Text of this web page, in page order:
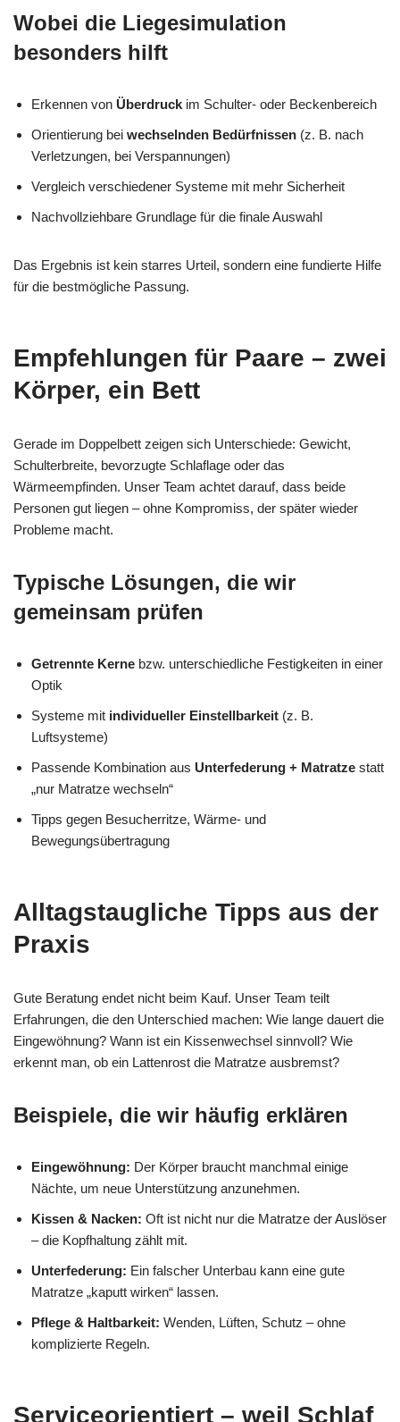
Wobei die Liegesimulation
besonders hilft
Erkennen von Überdruck im Schulter- oder Beckenbereich
Orientierung bei wechselnden Bedürfnissen (z. B. nach
Verletzungen, bei Verspannungen)
Vergleich verschiedener Systeme mit mehr Sicherheit
Nachvollziehbare Grundlage für die finale Auswahl
Das Ergebnis ist kein starres Urteil, sondern eine fundierte Hilfe
für die bestmögliche Passung.
Empfehlungen für Paare – zwei
Körper, ein Bett
Gerade im Doppelbett zeigen sich Unterschiede: Gewicht,
Schulterbreite, bevorzugte Schlaflage oder das
Wärmeempfinden. Unser Team achtet darauf, dass beide
Personen gut liegen – ohne Kompromiss, der später wieder
Probleme macht.
Typische Lösungen, die wir
gemeinsam prüfen
Getrennte Kerne bzw. unterschiedliche Festigkeiten in einer
Optik
Systeme mit individueller Einstellbarkeit (z. B.
Luftsysteme)
Passende Kombination aus Unterfederung + Matratze statt
„nur Matratze wechseln“
Tipps gegen Besucherritze, Wärme- und
Bewegungsübertragung
Alltagstaugliche Tipps aus der
Praxis
Gute Beratung endet nicht beim Kauf. Unser Team teilt
Erfahrungen, die den Unterschied machen: Wie lange dauert die
Eingewöhnung? Wann ist ein Kissenwechsel sinnvoll? Wie
erkennt man, ob ein Lattenrost die Matratze ausbremst?
Beispiele, die wir häufig erklären
Eingewöhnung: Der Körper braucht manchmal einige
Nächte, um neue Unterstützung anzunehmen.
Kissen & Nacken: Oft ist nicht nur die Matratze der Auslöser
– die Kopfhaltung zählt mit.
Unterfederung: Ein falscher Unterbau kann eine gute
Matratze „kaputt wirken“ lassen.
Pflege & Haltbarkeit: Wenden, Lüften, Schutz – ohne
komplizierte Regeln.
Serviceorientiert – weil Schlaf